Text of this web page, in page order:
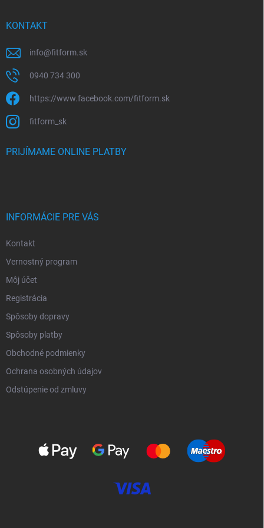
KONTAKT
info@fitform.sk
0940 734 300
https://www.facebook.com/fitform.sk
fitform_sk
PRIJÍMAME ONLINE PLATBY
INFORMÁCIE PRE VÁS
Kontakt
Vernostný program
Môj účet
Registrácia
Spôsoby dopravy
Spôsoby platby
Obchodné podmienky
Ochrana osobných údajov
Odstúpenie od zmluvy